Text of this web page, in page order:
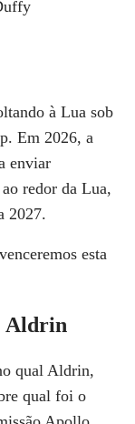
à Lua sob
Em 2026, a
enviar
redor da Lua,
2027.
esta
Aldrin
qual Aldrin,
qual foi o